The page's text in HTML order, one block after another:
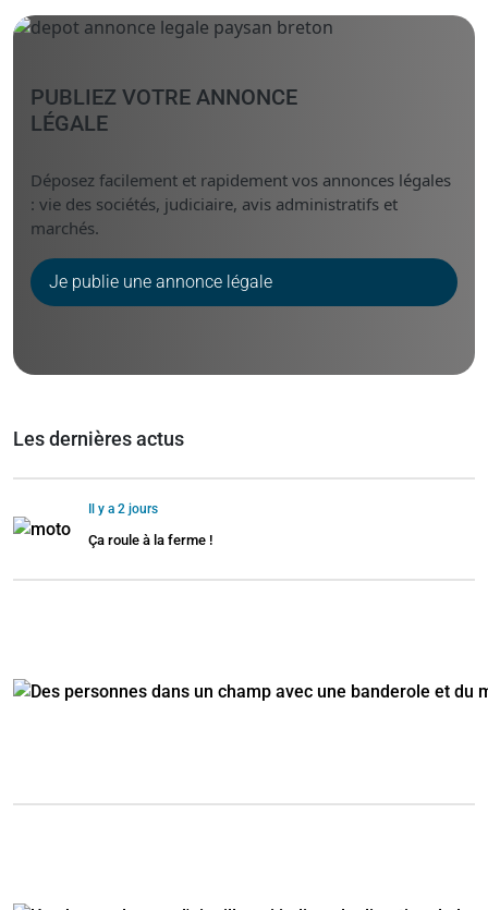
Linked
PUBLIEZ VOTRE ANNONCE
LÉGALE
Déposez facilement et rapidement vos annonces légales
: vie des sociétés, judiciaire, avis administratifs et
marchés.
Je publie une annonce légale
Les dernières actus
Il y a 2 jours
Ça roule à la ferme !